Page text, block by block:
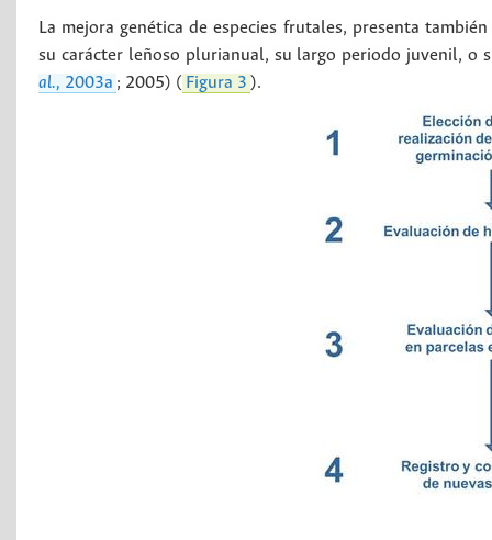
La mejora genética de especies frutales, presenta
su carácter leñoso plurianual, su largo periodo juvenil,
al., 2003a ; 2005) ( Figura 3 ).